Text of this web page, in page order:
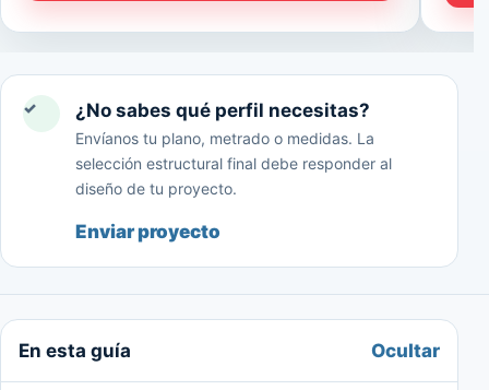
✓ ¿No sabes qué perfil necesitas?
Envíanos tu plano, metrado o medidas. La
selección estructural final debe responder al
diseño de tu proyecto.
Enviar proyecto
En esta guía Ocultar